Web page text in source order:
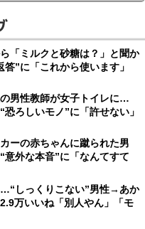
「ミルクと砂糖は？」と聞か
”に「これから使います」
の男性教師が女子トイレに…
ろしいモノ”に「許せない」
ーの赤ちゃんに蹴られた男
外な本音”に「なんてすて
しっくりこない”男性→あか
万いいね「別人やん」「モ